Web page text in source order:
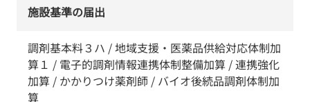
施設基準の届出
調剤基本料３ハ / 地域支援・医薬品供給対応体制加
算１ / 電子的調剤情報連携体制整備加算 / 連携強化
加算 / かかりつけ薬剤師 / バイオ後続品調剤体制加
算